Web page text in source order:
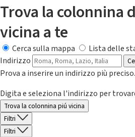
Trova la colonnina
vicina a te
Cerca sulla mappa
Lista delle
Indirizzo
Prova a inserire un indirizzo più preciso.
Digita e seleziona l'indirizzo per
Trova la colonnina piú vicina
Filtri
Filtri